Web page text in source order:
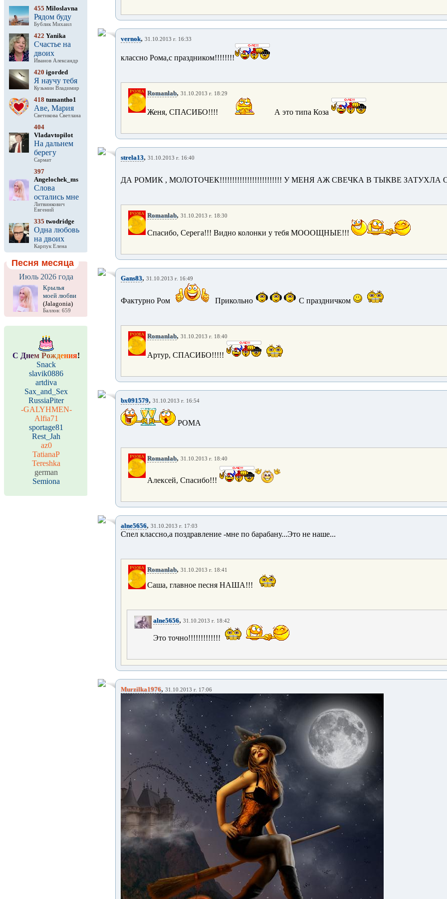
455 Miloslavna
Рядом буду
Бублик Михаил
422 Yanika
Счастье на
двоих
Иванов Александр
420 igorded
Я научу тебя
Кузьмин Владимир
418 tumantho1
Аве, Мария
Светикова Светлана
404
Vladavtopilot
На дальнем
берегу
Сармат
397
Angelochek_ms
Слова
остались мне
Литвинкович
Евгений
335 twodridge
Одна любовь
на двоих
Карпук Елена
Песня месяца
Июль 2026 года
Крылья
моей любви
(Jalagonia)
Баллов: 659
С Днем Рождения!
Snack
slavik0886
artdiva
Sax_and_Sex
RussiaPiter
-GALYHMEN-
Alfia71
sportage81
Rest_Jah
az0
TatianaP
Tereshka
german
Semiona
vernok, 31.10.2013 г. 16:33
классно Рома,с праздником!!!!!!!!
Romanlab, 31.10.2013 г. 18:29
Женя, СПАСИБО!!!! А это типа Коза
strela13, 31.10.2013 г. 16:40
ДА РОМИК , МОЛОТОЧЕК!!!!!!!!!!!!!!!!!!!!!!!!! У МЕНЯ АЖ СВЕЧКА В ТЫКВЕ
Romanlab, 31.10.2013 г. 18:30
Спасибо, Серега!!! Видно колонки у тебя МОООЩНЫЕ!!!
Gans83, 31.10.2013 г. 16:49
Фактурно Ром Прикольно С праздничком
Romanlab, 31.10.2013 г. 18:40
Артур, СПАСИБО!!!!!
bx091579, 31.10.2013 г. 16:54
РОМА
Romanlab, 31.10.2013 г. 18:40
Алексей, Спасибо!!!
alne5656, 31.10.2013 г. 17:03
Спел классно,а поздравление -мне по барабану...Это не наше...
Romanlab, 31.10.2013 г. 18:41
Саша, главное песня НАША!!!
alne5656, 31.10.2013 г. 18:42
Это точно!!!!!!!!!!!!!
Murzilka1976, 31.10.2013 г. 17:06